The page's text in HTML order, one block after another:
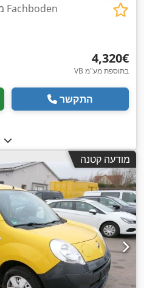
‏4,320 ‏€
VB בתוספת מע"מ
התקשר
מודעה קטנה